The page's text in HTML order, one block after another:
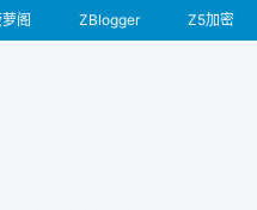
阁 ZBlogger Z5加密